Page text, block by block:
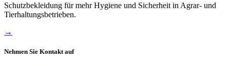
Schutzbekleidung für mehr Hygiene und Sicherheit in Agrar- und
Tierhaltungsbetrieben.
→
Nehmen Sie Kontakt auf